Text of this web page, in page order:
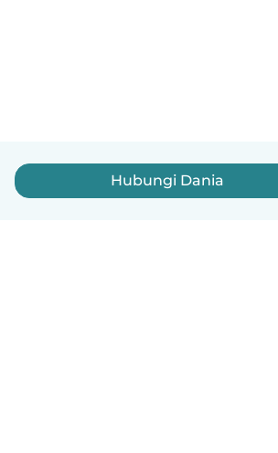
Hubungi Dania